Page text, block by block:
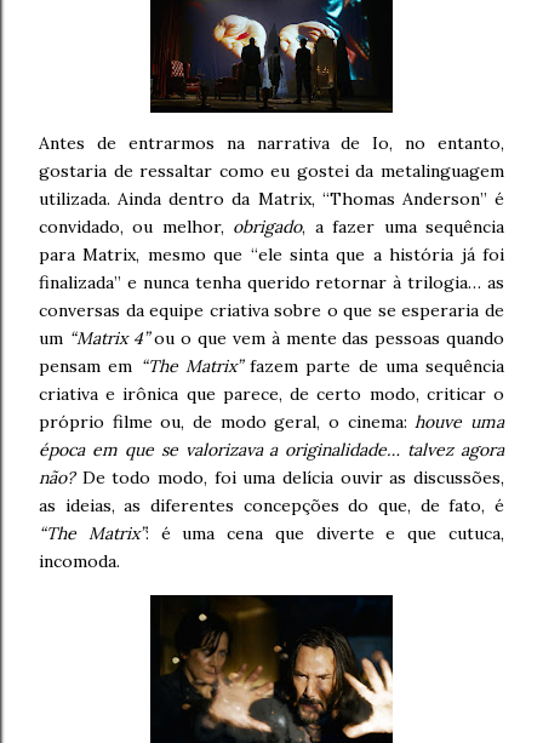
Antes de entrarmos na narrativa de Io, no entanto,
gostaria de ressaltar como eu gostei da metalinguagem
utilizada. Ainda dentro da Matrix, “Thomas Anderson” é
convidado, ou melhor, obrigado, a fazer uma sequência
para Matrix, mesmo que “ele sinta que a história já foi
finalizada” e nunca tenha querido retornar à trilogia… as
conversas da equipe criativa sobre o que se esperaria de
um “Matrix 4”ou o que vem à mente das pessoas quando
pensam em “The Matrix”fazem parte de uma sequência
criativa e irônica que parece, de certo modo, criticar o
próprio filme ou, de modo geral, o cinema:houve uma
época em que se valorizava a originalidade… talvez agora
não?De todo modo, foi uma delícia ouvir as discussões,
as ideias, as diferentes concepções do que, de fato, é
“The Matrix”: é uma cena que diverte e que cutuca,
incomoda.